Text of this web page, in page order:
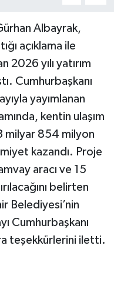
Albayrak,
açıklama ile
2026 yılı yatırım
Cumhurbaşkanı
yayımlanan
kentin ulaşım
milyar 854 milyon
kazandı. Proje
aracı ve 15
belirten
Belediyesi’nin
Cumhurbaşkanı
teşekkürlerini iletti.